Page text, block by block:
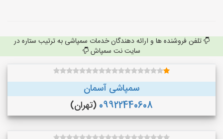
تلفن فروشنده ها و ارائه دهندگان خدمات سمپاشی به ترتیب ستاره در
سایت نت سمپاش
سمپاشی آسمان
09922440608 (تهران)